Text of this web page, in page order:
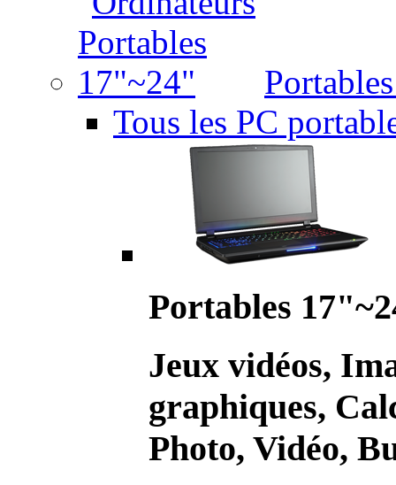
Tous les PC
Portables
Jeux vidéos,
graphiques,
Photo, Vidéo,